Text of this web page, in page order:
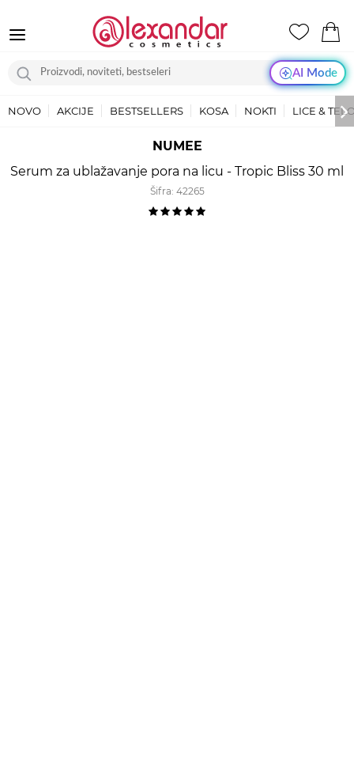
AI Mode
NOVO AKCIJE BESTSELLERS KOSA NOKTI LICE &
NUMEE
Serum za ublažavanje pora na licu - Tropic Bliss 30 ml
Šifra: 42265